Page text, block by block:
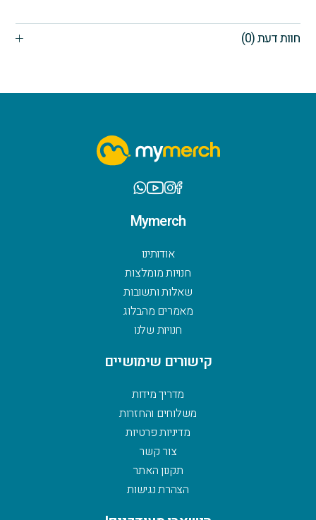
חוות דעת (0)
Mymerch
אודותינו
חנויות מומלצות
שאלות ותשובות
מאמרים מהבלוג
חנויות שלנו
קישורים שימושיים
מדריך מידות
משלוחים והחזרות
מדיניות פרטיות
צור קשר
תקנון האתר
הצהרת נגישות